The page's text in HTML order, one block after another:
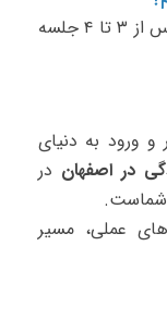
بسته به تمرین و توانایی شخصی، معمولاً پس از ۳ تا ۴ جلسه
و ورود به دنیای
در اصفهان در
شماست.
عملی، مسیر